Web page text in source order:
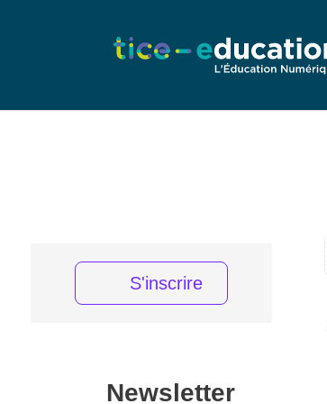
S'inscrire
Newsletter